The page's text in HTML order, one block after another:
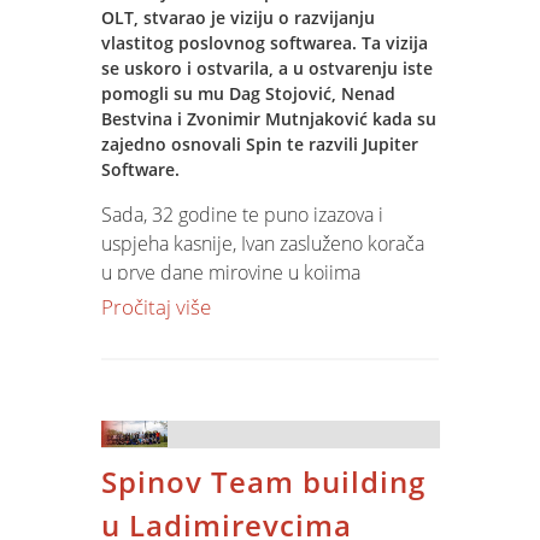
OLT, stvarao je viziju o razvijanju
vlastitog poslovnog softwarea. Ta vizija
se uskoro i ostvarila, a u ostvarenju iste
pomogli su mu Dag Stojović, Nenad
Bestvina i Zvonimir Mutnjaković kada su
zajedno osnovali Spin te razvili Jupiter
Software.
Sada, 32 godine te puno izazova i
uspjeha kasnije, Ivan zasluženo korača
u prve dane mirovine u kojima
namjerava u potpunosti uživati. Ipak,
Slaven Matejašić.
KAKO JE UKRATKO TEKAO PUT DO
POZICIJE DIREKTORA SPINA?
Pročitaj više
Spinov Team building
u Ladimirevcima